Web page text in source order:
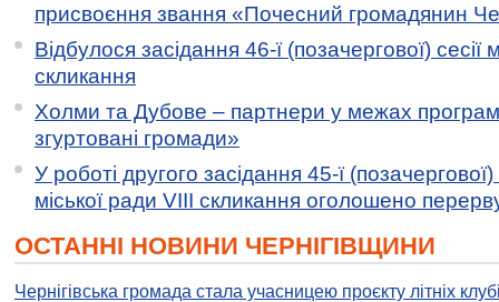
присвоєння звання «Почесний громадянин
Відбулося засідання 46-ї (позачергової) сесії
скликання
Холми та Дубове – партнери у межах
згуртовані громади»
У роботі другого засідання 45-ї (позачергової)
міської ради VIII скликання оголошено
ОСТАННІ НОВИНИ ЧЕРНІГІВЩИНИ
Чернігівська громада стала учасницею проєкту літніх